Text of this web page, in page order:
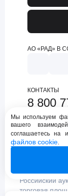
АО «РАД» В
КОНТАКТЫ
8 800
Российский
торговая
Мы используем
вашего
соглашаетесь на
файлов cookie.